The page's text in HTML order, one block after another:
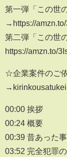
第一弾「この世
→https://
第二弾「この世
https://amzn.to/
☆企業案件のご
00:00 挨拶
00:24 概要
00:39 昔あった
03:52 完全犯罪